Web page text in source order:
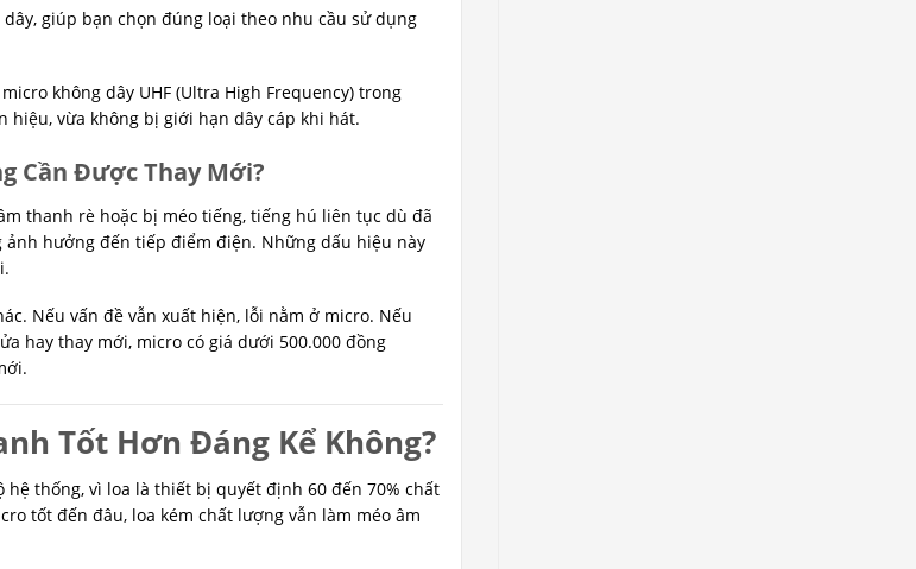
giúp bạn chọn đúng loại theo nhu cầu sử dụng
không dây UHF (Ultra High Frequency) trong
vừa không bị giới hạn dây cáp khi hát.
Cần Được Thay Mới?
thanh rè hoặc bị méo tiếng, tiếng hú liên tục dù đã
hưởng đến tiếp điểm điện. Những dấu hiệu này
Nếu vấn đề vẫn xuất hiện, lỗi nằm ở micro. Nếu
hay thay mới, micro có giá dưới 500.000 đồng
Tốt Hơn Đáng Kể Không?
thống, vì loa là thiết bị quyết định 60 đến 70% chất
tốt đến đâu, loa kém chất lượng vẫn làm méo âm